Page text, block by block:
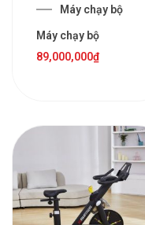
Máy chạy bộ
Máy chạy bộ
89,000,000₫